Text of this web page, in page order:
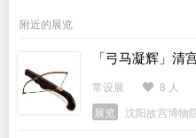
附近的展览
「弓马凝辉」清
常设展 8 人
展览
沈阳故宫博物